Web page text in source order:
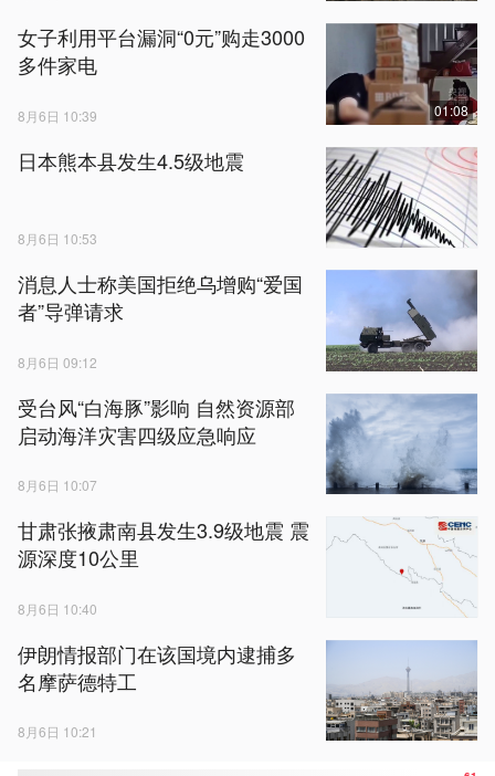
女子利用平台漏洞“0元”购走3000
多件家电
8月6日 10:39 01:08
日本熊本县发生4.5级地震
8月6日 10:53
消息人士称美国拒绝乌增购“爱国
者”导弹请求
8月6日 09:12
受台风“白海豚”影响 自然资源部
启动海洋灾害四级应急响应
8月6日 10:07
甘肃张掖肃南县发生3.9级地震 震
源深度10公里
8月6日 10:40
伊朗情报部门在该国境内逮捕多
名摩萨德特工
8月6日 10:21